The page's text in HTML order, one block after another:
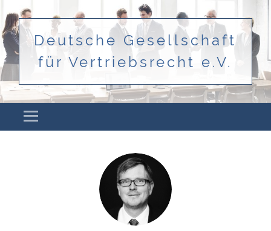
Deutsche Gesellschaft
für Vertriebsrecht e.V.